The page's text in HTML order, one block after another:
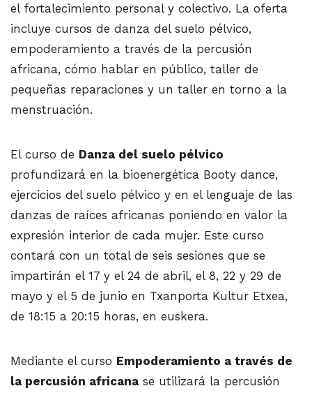
el fortalecimiento personal y colectivo. La oferta
incluye cursos de danza del suelo pélvico,
empoderamiento a través de la percusión
africana, cómo hablar en público, taller de
pequeñas reparaciones y un taller en torno a la
menstruación.
El curso de Danza del suelo pélvico
profundizará en la bioenergética Booty dance,
ejercicios del suelo pélvico y en el lenguaje de las
danzas de raíces africanas poniendo en valor la
expresión interior de cada mujer. Este curso
contará con un total de seis sesiones que se
impartirán el 17 y el 24 de abril, el 8, 22 y 29 de
mayo y el 5 de junio en Txanporta Kultur Etxea,
de 18:15 a 20:15 horas, en euskera.
Mediante el curso Empoderamiento a través de
la percusión africana se utilizará la percusión